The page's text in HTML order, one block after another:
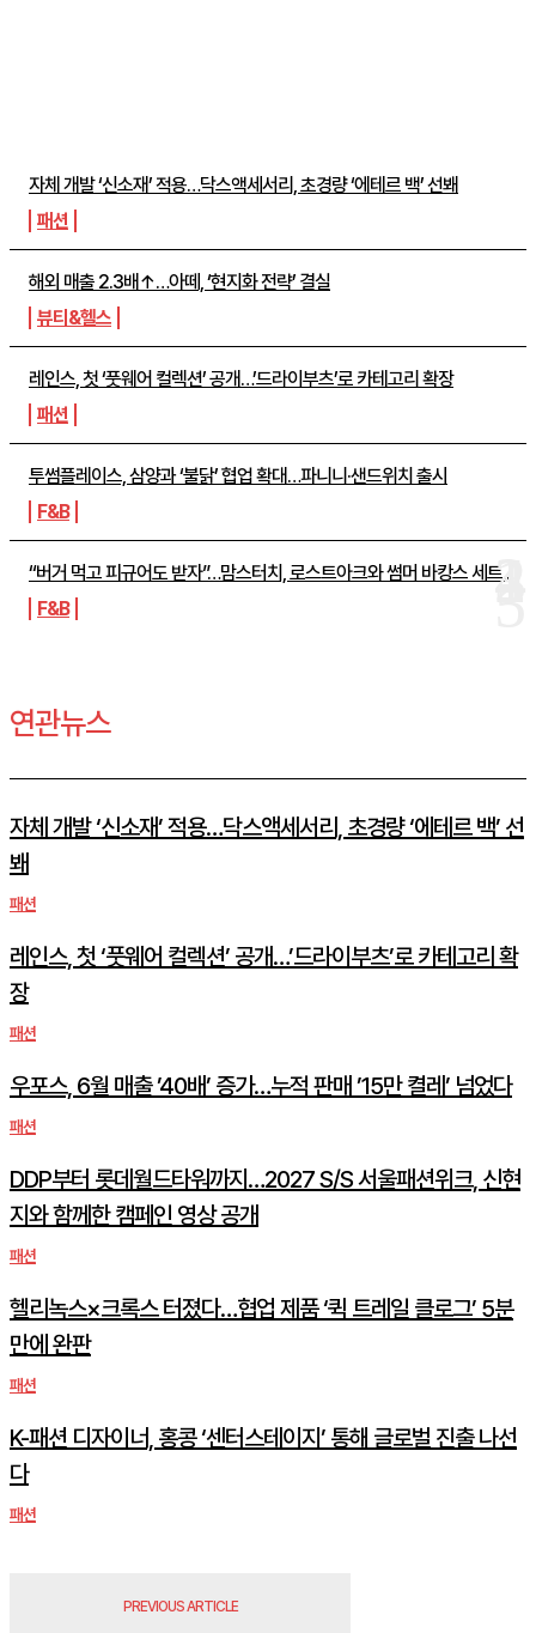
자체 개발 ‘신소재’ 적용…닥스액세서리, 초경량 ‘에테르 백’ 선봬
패션
해외 매출 2.3배↑…아떼, ‘현지화 전략’ 결실
뷰티&헬스
레인스, 첫 ‘풋웨어 컬렉션’ 공개…’드라이부츠’로 카테고리 확장
패션
투썸플레이스, 삼양과 ‘불닭’ 협업 확대…파니니·샌드위치 출시
F&B
“버거 먹고 피규어도 받자”…맘스터치, 로스트아크와 썸머 바캉스 세트...
F&B
연관뉴스
자체 개발 ‘신소재’ 적용…닥스액세서리, 초경량 ‘에테르 백’ 선
봬
패션
레인스, 첫 ‘풋웨어 컬렉션’ 공개…’드라이부츠’로 카테고리 확
장
패션
우포스, 6월 매출 ’40배’ 증가…누적 판매 ’15만 켤레’ 넘었다
패션
DDP부터 롯데월드타워까지…2027 S/S 서울패션위크, 신현
지와 함께한 캠페인 영상 공개
패션
헬리녹스×크록스 터졌다…협업 제품 ‘퀵 트레일 클로그’ 5분
만에 완판
패션
K-패션 디자이너, 홍콩 ‘센터스테이지’ 통해 글로벌 진출 나선
다
패션
PREVIOUS ARTICLE